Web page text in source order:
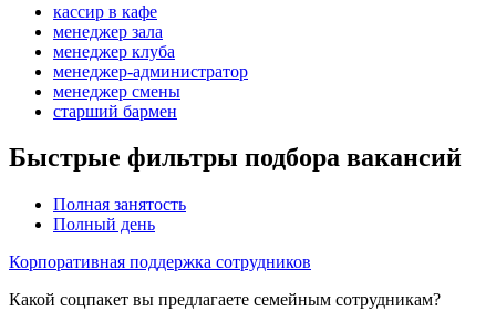
кассир в кафе
менеджер зала
менеджер клуба
менеджер-администратор
менеджер смены
старший бармен
Быстрые фильтры подбора вакансий
Полная занятость
Полный день
Корпоративная поддержка сотрудников
Какой соцпакет вы предлагаете семейным сотрудникам?